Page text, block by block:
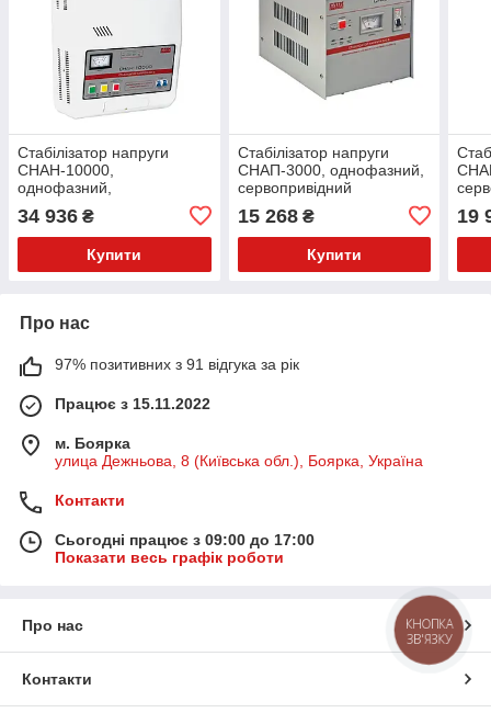
Стабілізатор напруги
СНАН-10000,
однофазний,
34 936 ₴
Купити
Стабілізатор напруги
СНАП-3000, однофазний,
сервопривідний
15 268₴
Купити
19
Про нас
97% позитивних з 91 відгука за рік
Працює з 15.11.2022
м. Боярка
улица Дежньова, 8 (Київська обл.), Боярка, Україна
Контакти
Сьогодні працює з 09:00 до 17:00
Показати весь графік роботи
Про нас
Контакти
КНОПКА
ЗВ'ЯЗКУ